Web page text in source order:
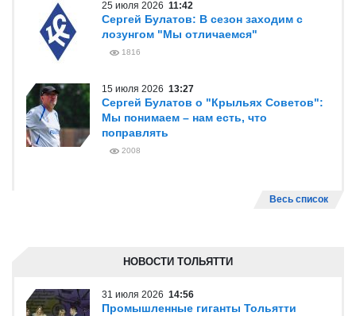
25 июля 2026 11:42
Сергей Булатов: В сезон заходим с
лозунгом "Мы отличаемся"
1816
15 июля 2026 13:27
Сергей Булатов о "Крыльях Советов":
Мы понимаем – нам есть, что
поправлять
2008
Весь список
НОВОСТИ ТОЛЬЯТТИ
31 июля 2026 14:56
Промышленные гиганты Тольятти